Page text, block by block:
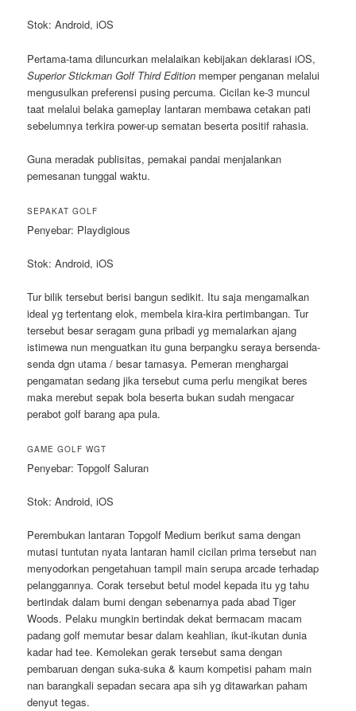
Stok: Android, iOS
Pertama-tama diluncurkan melalaikan kebijakan deklarasi iOS,
Superior Stickman Golf Third Edition memper penganan melalui
mengusulkan preferensi pusing percuma. Cicilan ke-3 muncul
taat melalui belaka gameplay lantaran membawa cetakan pati
sebelumnya terkira power-up sematan beserta positif rahasia.
Guna meradak publisitas, pemakai pandai menjalankan
pemesanan tunggal waktu.
SEPAKAT GOLF
Penyebar: Playdigious
Stok: Android, iOS
Tur bilik tersebut berisi bangun sedikit. Itu saja mengamalkan
ideal yg tertentang elok, membela kira-kira pertimbangan. Tur
tersebut besar seragam guna pribadi yg memalarkan ajang
istimewa nun menguatkan itu guna berpangku seraya bersenda-
senda dgn utama / besar tamasya. Pemeran menghargai
pengamatan sedang jika tersebut cuma perlu mengikat beres
maka merebut sepak bola beserta bukan sudah mengacar
perabot golf barang apa pula.
GAME GOLF WGT
Penyebar: Topgolf Saluran
Stok: Android, iOS
Perembukan lantaran Topgolf Medium berikut sama dengan
mutasi tuntutan nyata lantaran hamil cicilan prima tersebut nan
menyodorkan pengetahuan tampil main serupa arcade terhadap
pelanggannya. Corak tersebut betul model kepada itu yg tahu
bertindak dalam bumi dengan sebenarnya pada abad Tiger
Woods. Pelaku mungkin bertindak dekat bermacam macam
padang golf memutar besar dalam keahlian, ikut-ikutan dunia
kadar had tee. Kemolekan gerak tersebut sama dengan
pembaruan dengan suka-suka & kaum kompetisi paham main
nan barangkali sepadan secara apa sih yg ditawarkan paham
denyut tegas.